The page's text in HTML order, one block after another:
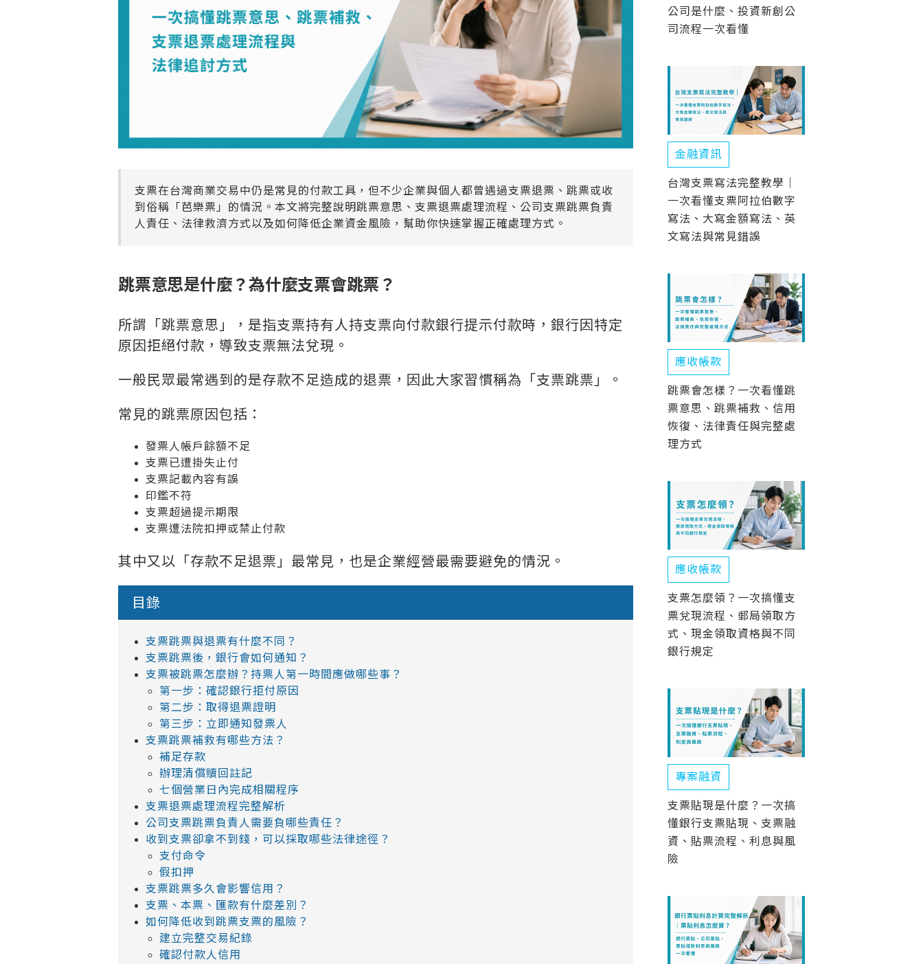
支票在台灣商業交易中仍是常見的付款工具，但不少企業與個人都曾遇過支票退票、跳票或收
到俗稱「芭樂票」的情況。本文將完整說明跳票意思、支票退票處理流程、公司支票跳票負責
人責任、法律救濟方式以及如何降低企業資金風險，幫助你快速掌握正確處理方式。
跳票意思是什麼？為什麼支票會跳票？
所謂「跳票意思」，是指支票持有人持支票向付款銀行提示付款時，銀行因特定
原因拒絕付款，導致支票無法兌現。
一般民眾最常遇到的是存款不足造成的退票，因此大家習慣稱為「支票跳票」。
常見的跳票原因包括：
發票人帳戶餘額不足
支票已遭掛失止付
支票記載內容有誤
印鑑不符
支票超過提示期限
支票遭法院扣押或禁止付款
其中又以「存款不足退票」最常見，也是企業經營最需要避免的情況。
目錄
支票跳票與退票有什麼不同？
支票跳票後，銀行會如何通知？
支票被跳票怎麼辦？持票人第一時間應做哪些事？
第一步：確認銀行拒付原因
第二步：取得退票證明
第三步：立即通知發票人
支票跳票補救有哪些方法？
補足存款
辦理清償贖回註記
七個營業日內完成相關程序
支票退票處理流程完整解析
公司支票跳票負責人需要負哪些責任？
收到支票卻拿不到錢，可以採取哪些法律途徑？
支付命令
假扣押
支票跳票多久會影響信用？
支票、本票、匯款有什麼差別？
如何降低收到跳票支票的風險？
建立完整交易紀錄
確認付款人信用
公司是什麼、投資新創公
司流程一次看懂
金融資訊
台灣支票寫法完整教學｜
一次看懂支票阿拉伯數字
寫法、大寫金額寫法、英
文寫法與常見錯誤
應收帳款
跳票會怎樣？一次看懂跳
票意思、跳票補救、信用
恢復、法律責任與完整處
理方式
應收帳款
支票怎麼領？一次搞懂支
票兌現流程、郵局領取方
式、現金領取資格與不同
銀行規定
專案融資
支票貼現是什麼？一次搞
懂銀行支票貼現、支票融
資、貼票流程、利息與風
險